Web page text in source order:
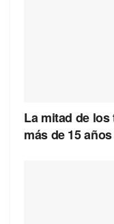
La mitad de
más de 15 años